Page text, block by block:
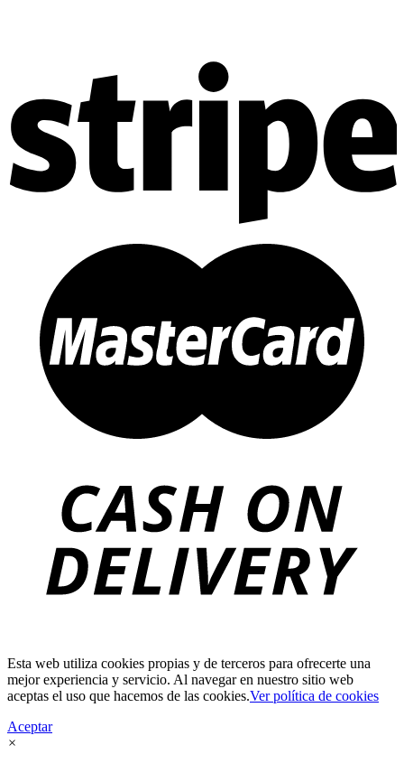
Esta web utiliza cookies propias y de terceros para ofrecerte una
mejor experiencia y servicio. Al navegar en nuestro sitio web
aceptas el uso que hacemos de las cookies.Ver política de cookies
Aceptar
×